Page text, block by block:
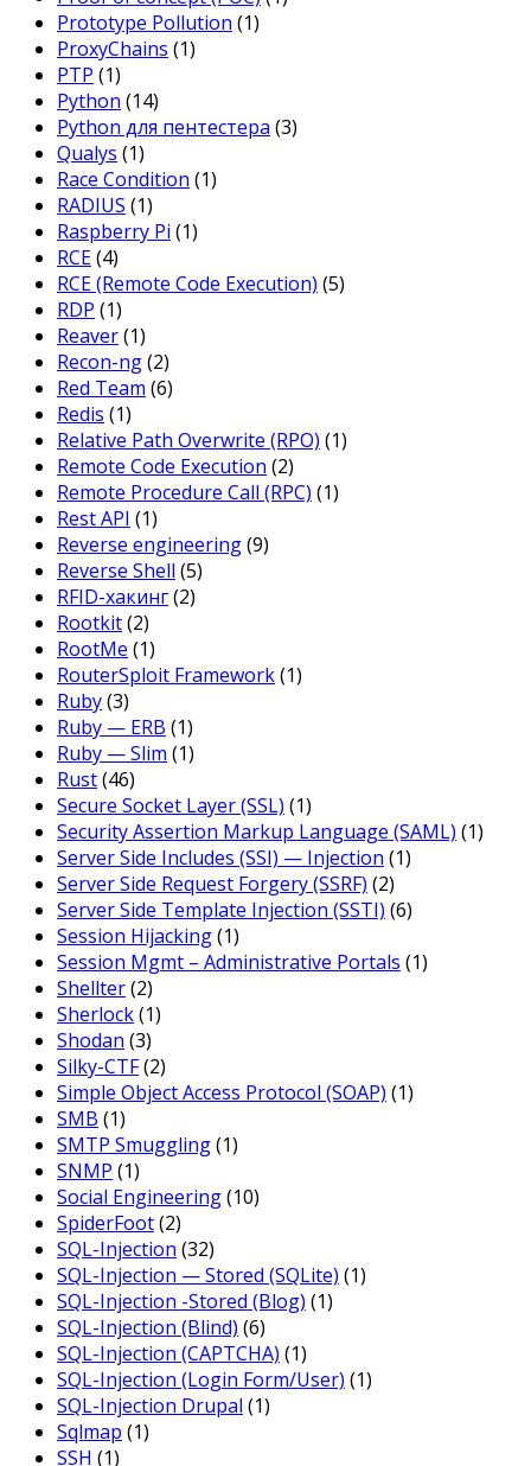
Prototype Pollution (1)
ProxyChains (1)
PTP (1)
Python (14)
Python для пентестера (3)
Qualys (1)
Race Condition (1)
RADIUS (1)
Raspberry Pi (1)
RCE(4)
RCE (Remote Code Execution) (5)
RDP (1)
Reaver(1)
Recon-ng(2)
Red Team (6)
Redis (1)
Relative Path Overwrite (RPO) (1)
Remote Code Execution (2)
Remote Procedure Call (RPC) (1)
Rest API (1)
Reverse engineering(9)
Reverse Shell (5)
RFID-хакинг(2)
Rootkit(2)
RootMe (1)
RouterSploit Framework(1)
Ruby(3)
Ruby — ERB (1)
Ruby — Slim (1)
Rust(46)
Secure Socket Layer (SSL) (1)
Security Assertion Markup Language (SAML) (1)
Server Side Includes (SSI) — Injection (1)
Server Side Request Forgery (SSRF) (2)
Server Side Template Injection (SSTI) (6)
Session Hijacking(1)
Session Mgmt – Administrative Portals (1)
Shellter(2)
Sherlock(1)
Shodan (3)
Silky-CTF(2)
Simple Object Access Protocol (SOAP) (1)
SMB (1)
SMTP Smuggling(1)
SNMP (1)
Social Engineering(10)
SpiderFoot(2)
SQL-Injection (32)
SQL-Injection — Stored (SQLite) (1)
SQL-Injection -Stored (Blog) (1)
SQL-Injection (Blind) (6)
SQL-Injection (CAPTCHA) (1)
SQL-Injection (Login Form/User) (1)
SQL-Injection Drupal (1)
Sqlmap (1)
SSH (1)